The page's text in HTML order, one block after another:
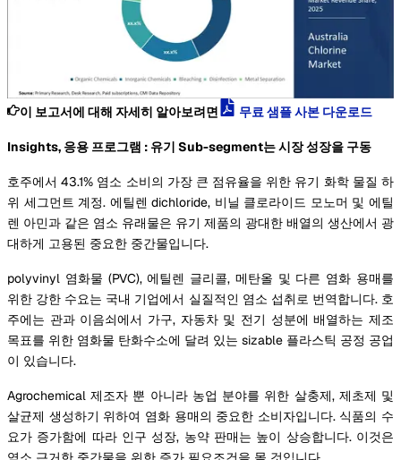
이 보고서에 대해 자세히 알아보려면 무료 샘플 사본 다운로드
Insights, 응용 프로그램 : 유기 Sub-segment는 시장 성장을 구동
호주에서 43.1% 염소 소비의 가장 큰 점유율을 위한 유기 화학 물질 하
위 세그먼트 계정. 에틸렌 dichloride, 비닐 클로라이드 모노머 및 에틸
렌 아민과 같은 염소 유래물은 유기 제품의 광대한 배열의 생산에서 광
대하게 고용된 중요한 중간물입니다.
polyvinyl 염화물 (PVC), 에틸렌 글리콜, 메탄올 및 다른 염화 용매를
위한 강한 수요는 국내 기업에서 실질적인 염소 섭취로 번역합니다. 호
주에는 관과 이음쇠에서 가구, 자동차 및 전기 성분에 배열하는 제조
목표를 위한 염화물 탄화수소에 달려 있는 sizable 플라스틱 공정 공업
이 있습니다.
Agrochemical 제조자 뿐 아니라 농업 분야를 위한 살충제, 제초제 및
살균제 생성하기 위하여 염화 용매의 중요한 소비자입니다. 식품의 수
요가 증가함에 따라 인구 성장, 농약 판매는 높이 상승합니다. 이것은